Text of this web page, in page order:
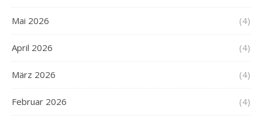
Mai 2026 (4)
April 2026 (4)
März 2026 (4)
Februar 2026 (4)